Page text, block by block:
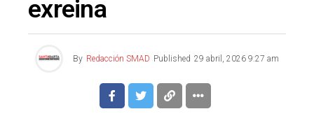
exreina
By Redacción SMAD Published 29 abril, 2026 9:27 am